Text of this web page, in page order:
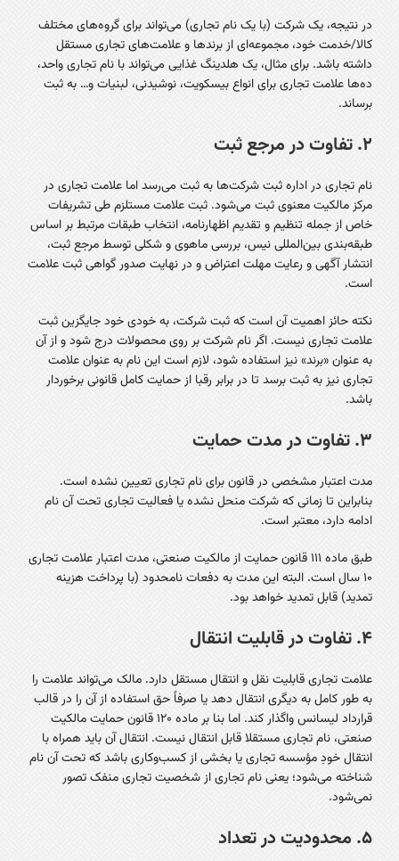
در نتیجه، یک شرکت (با یک نام تجاری) می‌تواند برای گروه‌های مختلف
کالا/خدمت خود، مجموعه‌ای از برندها و علامت‌های تجاری مستقل
داشته باشد. برای مثال، یک هلدینگ غذایی می‌تواند با نام تجاری واحد،
ده‌ها علامت تجاری برای انواع بیسکویت، نوشیدنی، لبنیات و… به ثبت
برساند.
۲. تفاوت در مرجع ثبت
نام تجاری در اداره ثبت شرکت‌ها به ثبت می‌رسد اما علامت تجاری در
مرکز مالکیت معنوی ثبت می‌شود. ثبت علامت مستلزم طی تشریفات
خاص از جمله تنظیم و تقدیم اظهارنامه، انتخاب طبقات مرتبط بر اساس
طبقه‌بندی بین‌المللی نیس، بررسی ماهوی و شکلی توسط مرجع ثبت،
انتشار آگهی و رعایت مهلت اعتراض و در نهایت صدور گواهی ثبت علامت
است.
نکته حائز اهمیت آن است که ثبت شرکت، به خودی خود جایگزین ثبت
علامت تجاری نیست. اگر نام شرکت بر روی محصولات درج شود و از آن
به عنوان «برند» نیز استفاده شود، لازم است این نام به عنوان علامت
تجاری نیز به ثبت برسد تا در برابر رقبا از حمایت کامل قانونی برخوردار
باشد.
۳. تفاوت در مدت حمایت
مدت اعتبار مشخصی در قانون برای نام تجاری تعیین نشده است.
بنابراین تا زمانی که شرکت منحل نشده یا فعالیت تجاری تحت آن نام
ادامه دارد، معتبر است.
طبق ماده ۱۱۱ قانون حمایت از مالکیت صنعتی، مدت اعتبار علامت تجاری
۱۰ سال است. البته این مدت به دفعات نامحدود (با پرداخت هزینه
تمدید) قابل تمدید خواهد بود.
۴. تفاوت در قابلیت انتقال
علامت تجاری قابلیت نقل و انتقال مستقل دارد. مالک می‌تواند علامت را
به طور کامل به دیگری انتقال دهد یا صرفاً حق استفاده از آن را در قالب
قرارداد لیسانس واگذار کند. اما بنا بر ماده ۱۲۰ قانون حمایت مالکیت
صنعتی، نام تجاری مستقلا قابل انتقال نیست. انتقال آن باید همراه با
انتقال خودِ مؤسسه تجاری یا بخشی از کسب‌وکاری باشد که تحت آن نام
شناخته می‌شود؛ یعنی نام تجاری از شخصیت تجاری منفک تصور
نمی‌شود.
۵. محدودیت در تعداد